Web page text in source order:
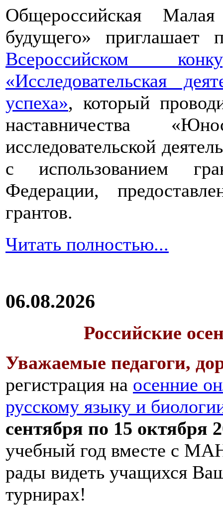
Общероссийская
будущего» приглашает
Всероссийском
«Исследовательская
успеха», который
наставничества
исследовательской
с использованием
Федерации,
грантов.
Читать полностью...
06.08.2026
Российские
Уважаемые педагоги,
регистрация на осенние
русскому языку и
сентября по 15 октября
учебный год вместе с
рады видеть учащихся
турнирах!